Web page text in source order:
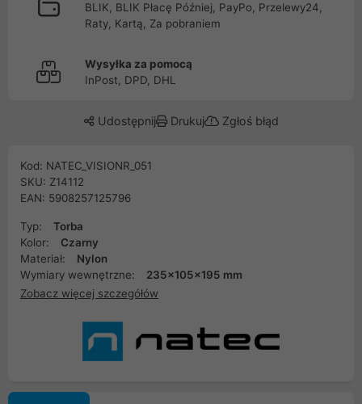
BLIK, BLIK Płacę Później, PayPo, Przelewy24,
Raty, Kartą, Za pobraniem
Wysyłka za pomocą
InPost, DPD, DHL
Udostępnij Drukuj Zgłoś błąd
Kod: NATEC_VISIONR_051
SKU: Z14112
EAN: 5908257125796
Typ:
Torba
Kolor:
Czarny
Materiał:
Nylon
Wymiary wewnętrzne:
235x105x195 mm
Zobacz więcej szczegółów